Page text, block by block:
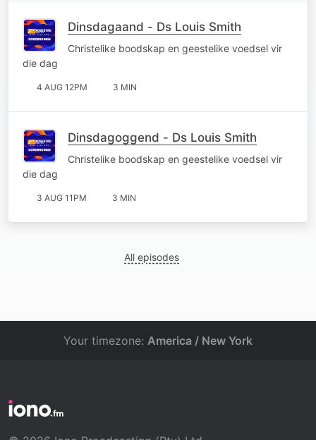
Dinsdagaand - Ds Louis Smith
Christelike boodskap en geestelike voedsel vir
die dag
4 AUG 12PM 3 MIN
Dinsdagoggend - Ds Louis Smith
Christelike boodskap en geestelike voedsel vir
die dag
3 AUG 11PM 3 MIN
All episodes
Your timezone: America / New York